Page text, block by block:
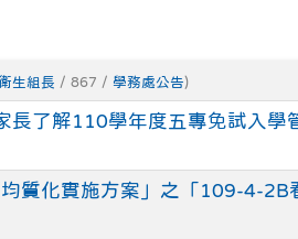
生組長 / 867 / 學務處公告)
了解110學年度五專免試入學
質化實施方案」之「109-4-2B